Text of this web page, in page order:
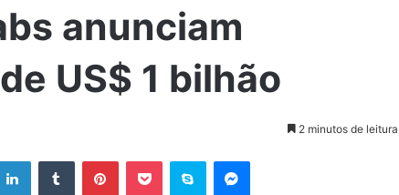
anunciam
US$ 1 bilhão
2 minutos de leitura
LinkedinTumblr PinterestPocket Skype Messenger